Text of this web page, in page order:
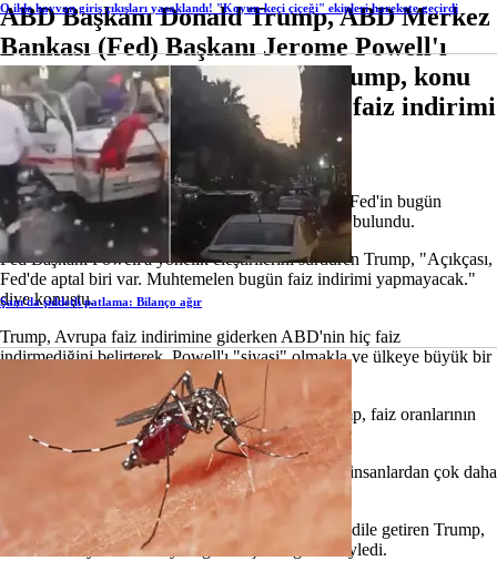
ABD Başkanı Donald Trump, ABD Merkez
Bankası (Fed) Başkanı Jerome Powell'ı
"aptal" olarak nitelendirdi. Trump, konu
dahilinde "muhtemelen bugün faiz indirimi
yapmayacak." dedi.
Trump, Beyaz Saray'da düzenlenen bir etkinlikte, Fed'in bugün
açıklayacağı faiz kararı öncesi değerlendirmelerde bulundu.
Fed Başkanı Powell'a yönelik eleştirilerini sürdüren Trump, "Açıkçası,
Fed'de aptal biri var. Muhtemelen bugün faiz indirimi yapmayacak."
diye konuştu.
Trump, Avrupa faiz indirimine giderken ABD'nin hiç faiz
indirmediğini belirterek, Powell'ı "siyasi" olmakla ve ülkeye büyük bir
maddi kayıp yaşatmakla suçladı.
Powell'ın "kötü bir iş çıkardığını" ifade eden Trump, faiz oranlarının
düşmesini istediğini yineledi.
Trump, "Kendimi Fed'e atamama izin var mı? Bu insanlardan çok daha
Powell'ın enflasyondan endişe etmesini anladığını dile getiren Trump,
ancak enflasyonun olmayacağını düşündüğünü söyledi.
O ilde hayvan giriş çıkışları yasaklandı! "Koyun-keçi çiçeği" ekipleri harekete geçirdi
Şam'da şiddetli patlama: Bilanço ağır